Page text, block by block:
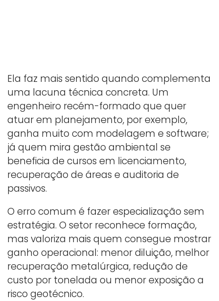
Ela faz mais sentido quando complementa
uma lacuna técnica concreta. Um
engenheiro recém-formado que quer
atuar em planejamento, por exemplo,
ganha muito com modelagem e software;
já quem mira gestão ambiental se
beneficia de cursos em licenciamento,
recuperação de áreas e auditoria de
passivos.
O erro comum é fazer especialização sem
estratégia. O setor reconhece formação,
mas valoriza mais quem consegue mostrar
ganho operacional: menor diluição, melhor
recuperação metalúrgica, redução de
custo por tonelada ou menor exposição a
risco geotécnico.